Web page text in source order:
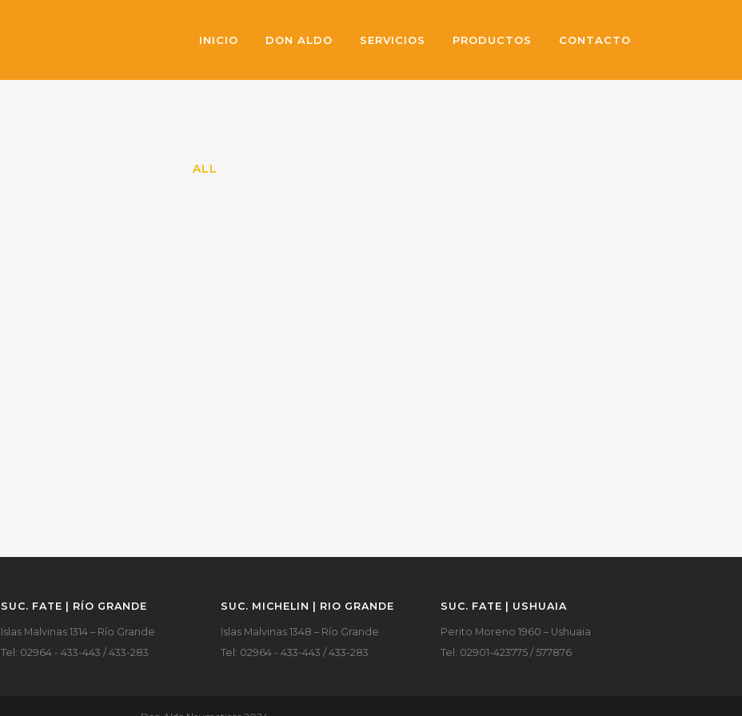
INICIO DON ALDO SERVICIOS PRODUCTOS CONTACTO
ALL
SUC. FATE | RÍO GRANDE
Islas Malvinas 1314 – Río Grande
Tel: 02964 - 433-443 / 433-283
SUC. MICHELIN | RIO GRANDE
Islas Malvinas 1348 – Río Grande
Tel: 02964 - 433-443 / 433-283
SUC. FATE | USHUAIA
Perito Moreno 1960 – Ushuaia
Tel: 02901-423775 / 577876